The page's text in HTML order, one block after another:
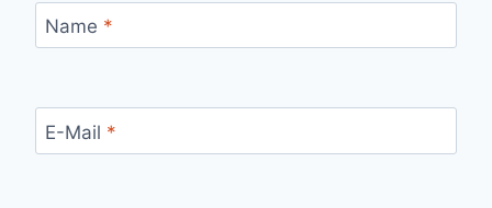
Name *
E-Mail *